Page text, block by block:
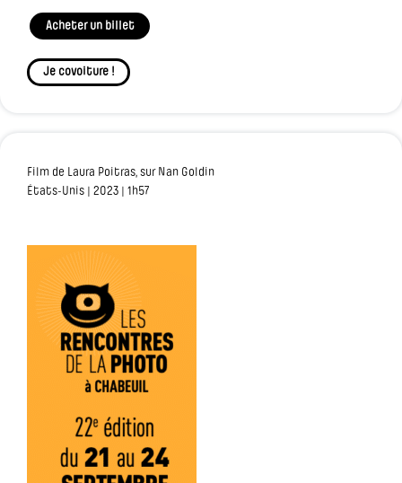
Acheter un billet
Je covoiture !
Film de Laura Poitras, sur Nan Goldin
États-Unis | 2023 | 1h57